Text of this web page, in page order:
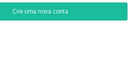
Crie uma nova conta